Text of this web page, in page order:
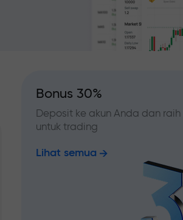
Bonus 30%
Deposit ke akun Anda dan raih
untuk trading
Lihat semua